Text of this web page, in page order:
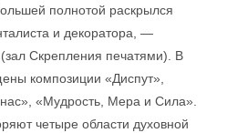
полнотой раскрылся
и декоратора, —
Скрепления печатями). В
композиции «Диспут»,
«Мудрость, Мера и Сила».
четыре области духовной